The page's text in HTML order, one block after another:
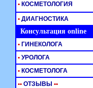
• КОСМЕТОЛОГИЯ
• ДИАГНОСТИКА
Консультация online
• ГИНЕКОЛОГА
• УРОЛОГА
• КОСМЕТОЛОГА
•• ОТЗЫВЫ ••